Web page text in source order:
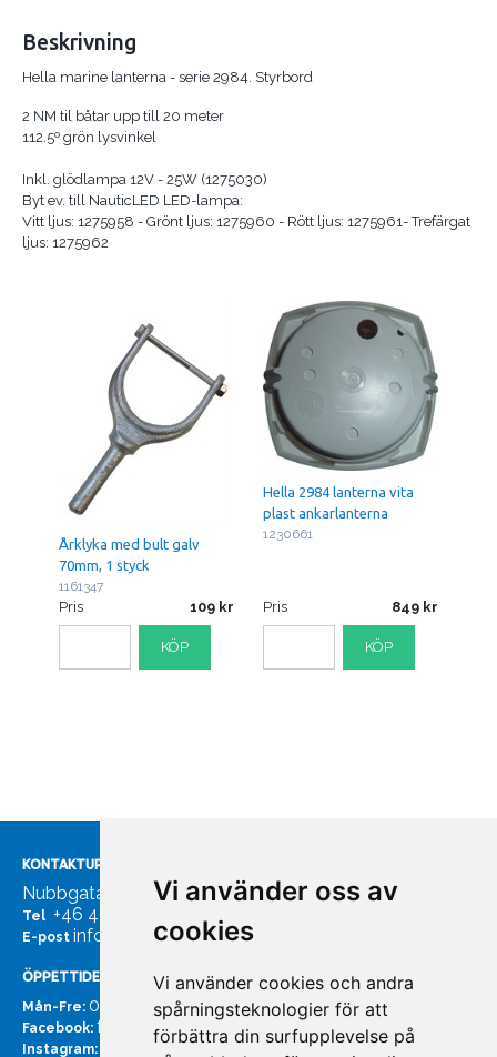
Vi använder oss av
cookies
Vi använder cookies och andra
spårningsteknologier för att
förbättra din surfupplevelse på
Beskrivning
Hella marine lanterna - serie 2984. Styrbord
2 NM til båtar upp till 20 meter
112.5º grön lysvinkel
Inkl. glödlampa 12V - 25W (1275030)
Byt ev. till NauticLED LED-lampa:
Vitt ljus: 1275958 - Grönt ljus: 1275960 - Rött ljus: 1275961- Trefärgat
ljus: 1275962
Årklyka med bult galv
70mm, 1 styck
1161347
Pris 109
KÖP
Hella 2984 lanterna vita
plast ankarlanterna
1230661
Pris 849
KÖP
KONTAKTUPPGIFTER
Nubbgatan 7, 211 24 Malmö
Tel +46 40185561
E-post info@bachmans.se
ÖPPETTIDER
Mån-Fre: 07:00 - 16:00
Facebook: facebook.com/bachmans.se
Instagram: instagram.com/bachmans.se